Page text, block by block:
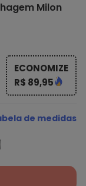
Milon
ECONOMIZE
R$ 89,95
de medidas